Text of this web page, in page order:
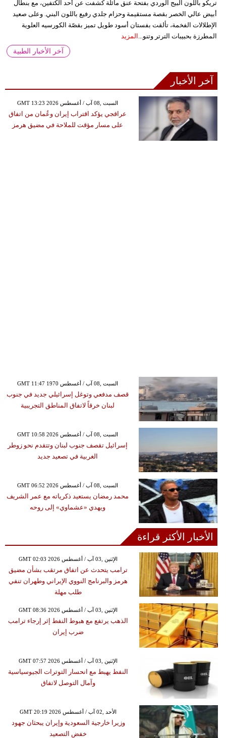
تريكو باللون البيج الوردي بفتحة عنق مائلة كشفت عن أحد الكتفين، مع بنطال
أبيض عالي الخصر بقصة مستقيمة وحزام جلدي رفيع باللون البني. وعلى صعيد
الإطلالات الفخمة، تألقت بفستان أسود طويل تميز بقصّة الكورسيه العلوية
المطرزة بحبيبات الترتر وتنو... المزيد
آخر الأخبار الطبية
آخر الأخبار
GMT 13:23 2026 السبت ,08 آب / أغسطس
عراقجي يؤكد اقتراب إيران وعُمان من اتفاق
على مسار مؤقت للملاحة في مضيق هرمز
GMT 11:47 1970 السبت ,08 آب / أغسطس
قصف مدفعي وتوغل إسرائيلي جديد في جنوب
لبنان خرقاً لاتفاق المناطق التجريبية
GMT 10:58 2026 السبت ,08 آب / أغسطس
إسرائيل تقصف جنوب لبنان وتتقدم نحو زوطر
الغربية في تصعيد جديد
GMT 06:52 2026 السبت ,08 آب / أغسطس
محمد رمضان يستعيد ذكرياته مع عمر الشريف
ويهدي «عشماوي» إلى روحه
الأخبار الأكثر قراءة
GMT 02:03 2026 الإثنين ,03 آب / أغسطس
ترامب يتحدث عن اتفاق مرتقب بشأن مضيق
هرمز والبرنامج النووي الإيراني وطهران تنفي
طلب مهلة
GMT 08:36 2026 الإثنين ,03 آب / أغسطس
الذهب يرتفع مع هبوط النفط إثر إرجاء ترامب
ضرب إيران
GMT 07:57 2026 الإثنين ,03 آب / أغسطس
النفط يهبط مع انحسار التوترات الجيوسياسية
وآمال التوصل لاتفاق
GMT 20:19 2026 الأحد ,02 آب / أغسطس
وزيرا خارجية السعودية وإيران يبحثان جهود
خفض التصعيد